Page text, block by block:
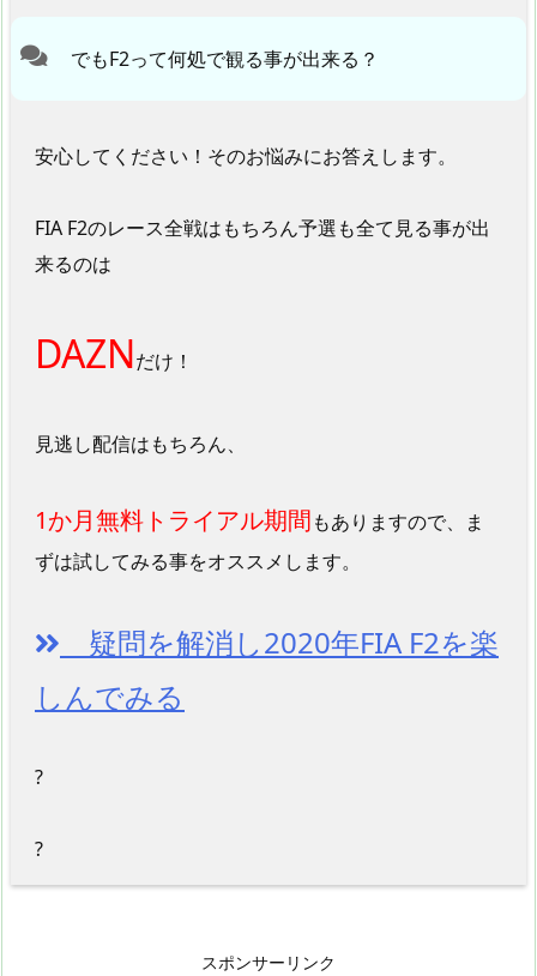
でもF2って何処で観る事が出来る？
安心してください！そのお悩みにお答えします。
FIA F2のレース全戦はもちろん予選も全て見る事が出
来るのは
DAZNだけ！
見逃し配信はもちろん、
1か月無料トライアル期間もありますので、ま
ずは試してみる事をオススメします。
疑問を解消し2020年FIA F2を楽
しんでみる
?
?
スポンサーリンク